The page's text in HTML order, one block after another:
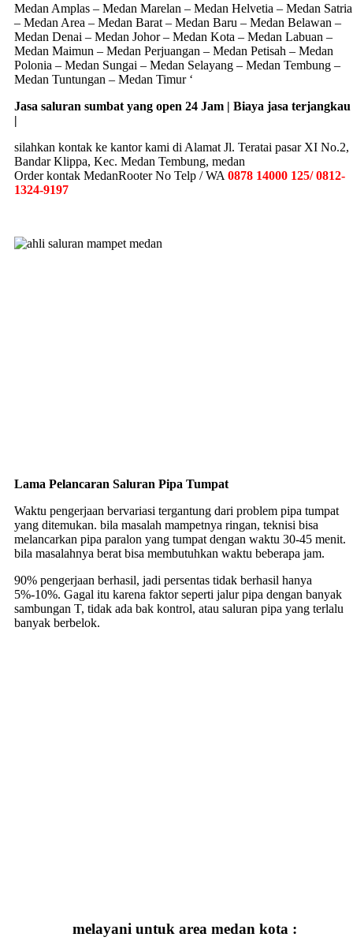
Medan Amplas – Medan Marelan – Medan Helvetia – Medan Satria
– Medan Area – Medan Barat – Medan Baru – Medan Belawan –
Medan Denai – Medan Johor – Medan Kota – Medan Labuan –
Medan Maimun – Medan Perjuangan – Medan Petisah – Medan
Polonia – Medan Sungai – Medan Selayang – Medan Tembung –
Medan Tuntungan – Medan Timur ‘
Jasa saluran sumbat yang open 24 Jam | Biaya jasa terjangkau
|
silahkan kontak ke kantor kami di Alamat Jl. Teratai pasar XI No.2,
Bandar Klippa, Kec. Medan Tembung, medan
Order kontak MedanRooter No Telp / WA 0878 14000 125/ 0812-
1324-9197
Lama Pelancaran Saluran Pipa Tumpat
Waktu pengerjaan bervariasi tergantung dari problem pipa tumpat
yang ditemukan. bila masalah mampetnya ringan, teknisi bisa
melancarkan pipa paralon yang tumpat dengan waktu 30-45 menit.
bila masalahnya berat bisa membutuhkan waktu beberapa jam.
90% pengerjaan berhasil, jadi persentas tidak berhasil hanya
5%-10%. Gagal itu karena faktor seperti jalur pipa dengan banyak
sambungan T, tidak ada bak kontrol, atau saluran pipa yang terlalu
banyak berbelok.
melayani untuk area medan kota :